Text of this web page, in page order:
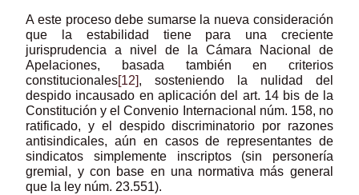
A este proceso debe sumarse la nueva consideración
que la estabilidad tiene para una creciente
jurisprudencia a nivel de la Cámara Nacional de
Apelaciones, basada también en criterios
constitucionales[12], sosteniendo la nulidad del
despido incausado en aplicación del art. 14 bis de la
Constitución y el Convenio Internacional núm. 158, no
ratificado, y el despido discriminatorio por razones
antisindicales, aún en casos de representantes de
sindicatos simplemente inscriptos (sin personería
gremial, y con base en una normativa más general
que la ley núm. 23.551).